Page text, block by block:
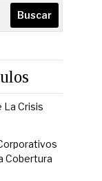
Buscar
La Crisis
Cobertura